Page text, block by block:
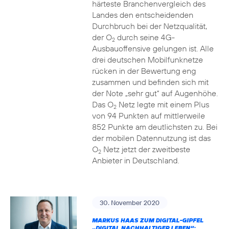
härteste Branchenvergleich des
Landes den entscheidenden
Durchbruch bei der Netzqualität,
der O2durch seine 4G-
Ausbauoffensive gelungen ist. Alle
drei deutschen Mobilfunknetze
rücken in der Bewertung eng
zusammen und befinden sich mit
der Note „sehr gut“ auf Augenhöhe.
Das O2Netz legte mit einem Plus
von 94 Punkten auf mittlerweile
852 Punkte am deutlichsten zu. Bei
der mobilen Datennutzung ist das
O2Netz jetzt der zweitbeste
Anbieter in Deutschland.
30. November 2020
MARKUS HAAS ZUM DIGITAL-GIPFEL